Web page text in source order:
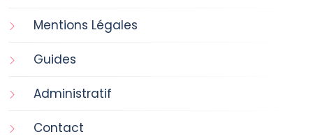
Mentions Légales
Guides
Administratif
Contact